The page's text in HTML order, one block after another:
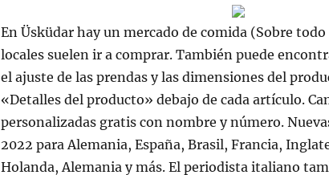
En Üsküdar hay un mercado de comida (Sobre
locales suelen ir a comprar. También puede
el ajuste de las prendas y las dimensiones del
«Detalles del producto» debajo de cada artículo.
personalizadas gratis con nombre y número.
2022 para Alemania, España, Brasil, Francia,
Holanda, Alemania y más. El periodista italiano